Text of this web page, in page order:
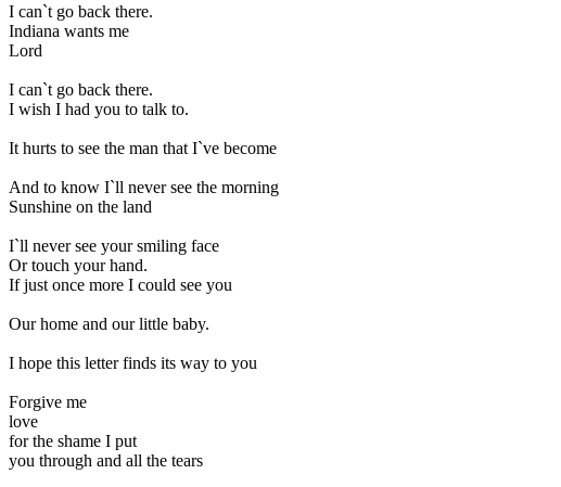
I can`t go back there.
Indiana wants me
Lord
I can`t go back there.
I wish I had you to talk to.
It hurts to see the man that I`ve become
And to know I`ll never see the morning
Sunshine on the land
I`ll never see your smiling face
Or touch your hand.
If just once more I could see you
Our home and our little baby.
I hope this letter finds its way to you
Forgive me
love
for the shame I put
you through and all the tears